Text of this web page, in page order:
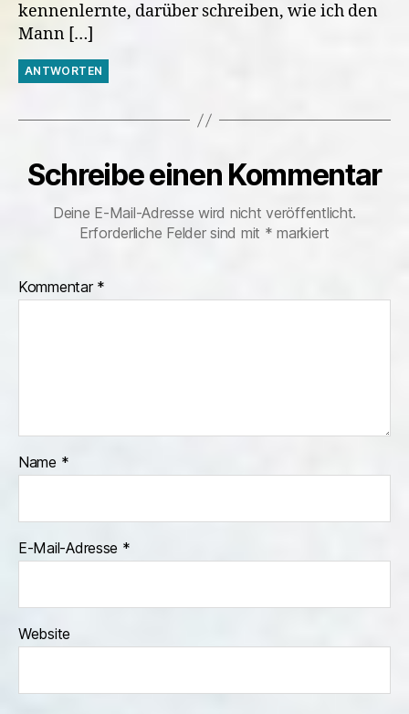
kennenlernte, darüber schreiben, wie ich den
Mann […]
ANTWORTEN
Schreibe einen Kommentar
Deine E-Mail-Adresse wird nicht veröffentlicht.
Erforderliche Felder sind mit * markiert
Kommentar *
Name *
E-Mail-Adresse *
Website